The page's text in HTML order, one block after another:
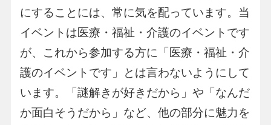
にすることには、常に気を配っています。当
イベントは医療・福祉・介護のイベントです
が、これから参加する方に「医療・福祉・介
護のイベントです」とは言わないようにして
います。「謎解きが好きだから」や「なんだ
か面白そうだから」など、他の部分に魅力を